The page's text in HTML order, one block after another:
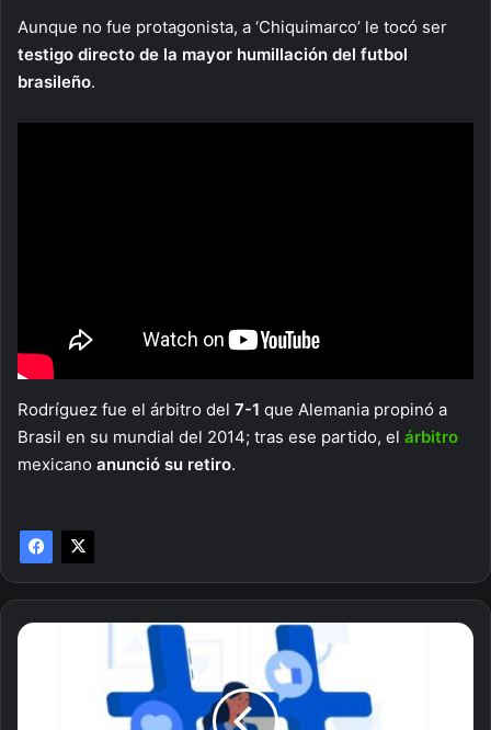
Aunque no fue protagonista, a ‘Chiquimarco’ le tocó ser
testigo directo de la mayor humillación del futbol
brasileño.
Rodríguez fue el árbitro del 7-1 que Alemania propinó a
Brasil en su mundial del 2014; tras ese partido, el árbitro
mexicano anunció su retiro.
Todo